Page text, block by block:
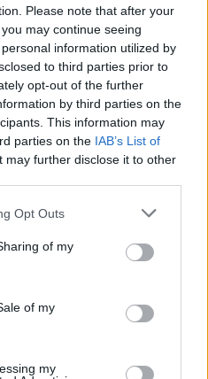
Please note that after your
may continue seeing
information utilized by
to third parties prior to
opt-out of the further
by third parties on the
This information may
parties on the IAB’s List of
may further disclose it to other
uses one or more Google
behaviour. You may click to
and its third-party tags to
purposes in below Google
Opt Outs
of my
of my
my
τα βλέμματα